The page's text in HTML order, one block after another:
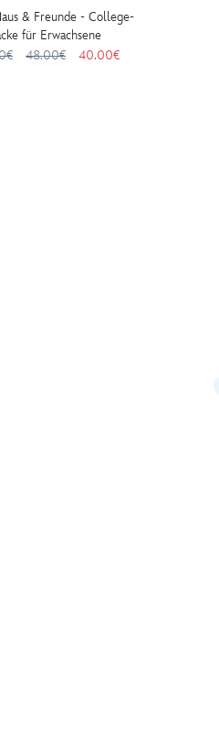
& Freunde - College-
für Erwachsene
48.00€ 40.00€